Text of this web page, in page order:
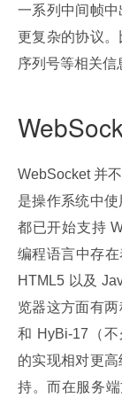
一系列中间帧
更复杂的协议
序列号等相关信
WebSocket 并
是操作系统中
都已开始支持
编程语言中存
HTML5 以及
览器这方面有
和 HyBi-17（
的实现相对更
持。而在服务